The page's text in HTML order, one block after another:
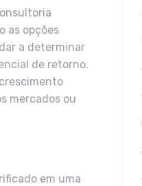
as opções
a determinar
de retorno.
mercados ou
em uma